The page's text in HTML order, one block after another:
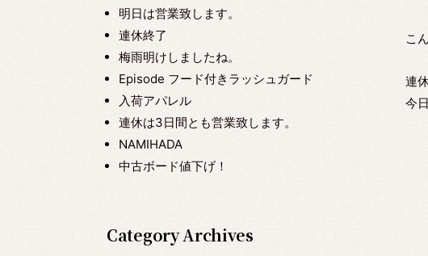
明日は営業致します。
連休終了
梅雨明けしましたね。
Episode フード付きラッシュガード
入荷アパレル
連休は3日間とも営業致します。
NAMIHADA
中古ボード値下げ！
Category Archives
こ
連
今